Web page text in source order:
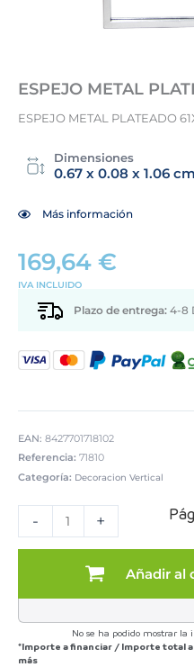
ESPEJO METAL
ESPEJO METAL PLATEADO
Dimensiones
0.67 x 0.08 x 1.06 cm
Más información
169,64 €
IVA INCLUIDO
Plazo de entrega: 4-8
EAN: 8427701718102
Referencia: 71810
Categoría: Decoracion Vertical
-
PLATEADO
cantidad
+
Añadir al
No se ha podido mostrar la
*Importe a financiar / Importe total
más